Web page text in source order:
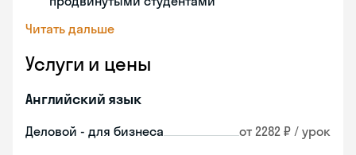
Читать дальше
Услуги и цены
Английский язык
Деловой - для бизнеса от 2282 ₽ / урок